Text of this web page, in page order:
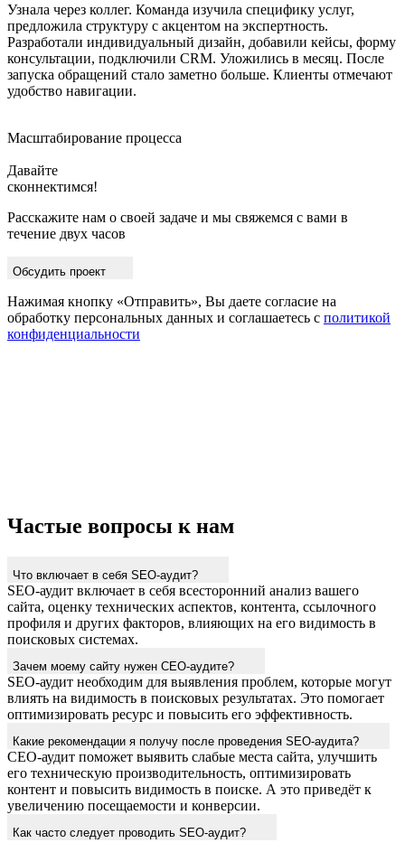
Узнала через коллег. Команда изучила специфику услуг,
предложила структуру с акцентом на экспертность.
Разработали индивидуальный дизайн, добавили кейсы, форму
консультации, подключили CRM. Уложились в месяц. После
запуска обращений стало заметно больше. Клиенты отмечают
удобство навигации.
Масштабирование процесса
Давайте
сконнек
Расскажите нам о своей задаче и мы свяжемся с вами в
течение двух часов
Обсудить проект
Нажимая кнопку «Отправить», Вы даете согласие на
обработку персональных данных и соглашаетесь с политикой
конфиденциальности
Частые вопросы к нам
Что включает в себя SEO-аудит?
SEO-аудит включает в себя всесторонний анализ вашего
сайта, оценку технических аспектов, контента, ссылочного
профиля и других факторов, влияющих на его видимость в
поисковых системах.
Зачем моему сайту нужен СЕО-аудите?
SEO-аудит необходим для выявления проблем, которые могут
влиять на видимость в поисковых результатах. Это помогает
оптимизировать ресурс и повысить его эффективность.
Какие рекомендации я получу после проведения SEO-аудита?
СЕО-аудит поможет выявить слабые места сайта, улучшить
его техническую производительность, оптимизировать
контент и повысить видимость в поиске. А это приведёт к
увеличению посещаемости и конверсии.
Как часто следует проводить SEO-аудит?